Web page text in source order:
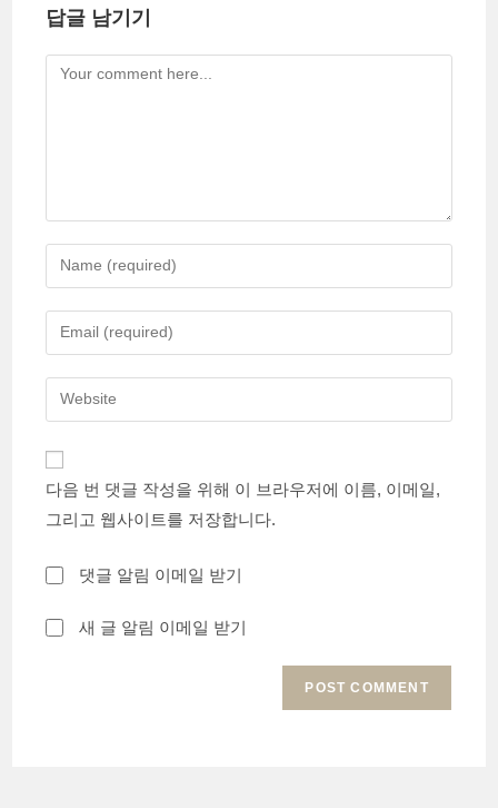
답글 남기기
Comment
Enter
your
name
comment
Enter
your
email
address
Enter
your
URL
(optional)
다음 번 댓글 작성을 위해 이 브라우저에 이름, 이메일,
그리고 웹사이트를 저장합니다.
댓글 알림 이메일 받기
새 글 알림 이메일 받기